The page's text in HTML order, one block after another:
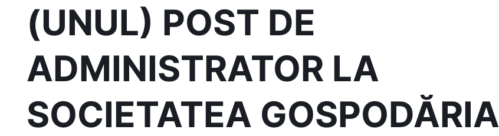
(UNUL) POST DE
ADMINISTRATOR LA
SOCIETATEA GOSPODĂRIA